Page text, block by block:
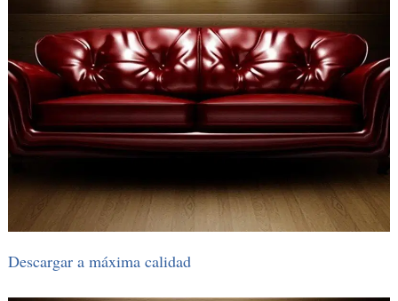
Descargar a máxima calidad